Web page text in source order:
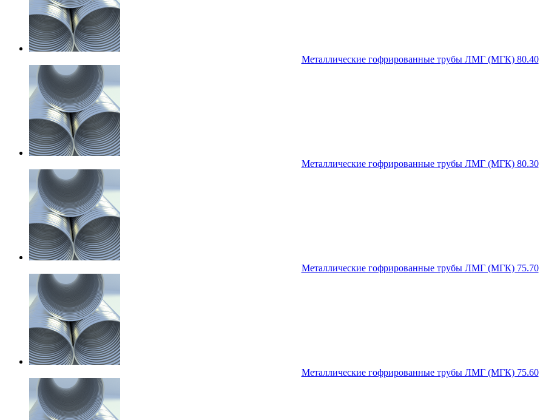
Металлические гофрированные трубы ЛМГ (МГК) 80.40
Металлические гофрированные трубы ЛМГ (МГК) 80.30
Металлические гофрированные трубы ЛМГ (МГК) 75.70
Металлические гофрированные трубы ЛМГ (МГК) 75.60